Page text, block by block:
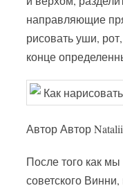
направляющие
рисовать уши,
конце
Автор Автор
После того как
советского